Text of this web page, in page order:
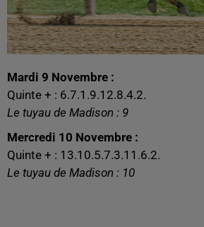
Mardi 9 Novembre :
Quinte + : 6.7.1.9.12.8.4.2.
Le tuyau de Madison : 9
Mercredi 10 Novembre :
Quinte + : 13.10.5.7.3.11.6.2.
Le tuyau de Madison : 10